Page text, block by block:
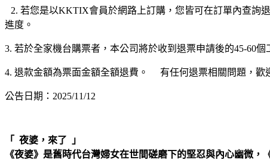
2. 若您是以KKTIX會員於網路上訂購，您皆可在訂單內查詢
進度。
3. 若於全家機台購票者，本公司將於收到退票申請後的45-60
4. 退款金額為票面金額全額退費。 有任何退票相關問題，歡
公告日期：2025/11/12
「 夜婆，來了 」
《夜婆》是舊時代台灣婦女在世間磋磨下的堅忍與內心幽微